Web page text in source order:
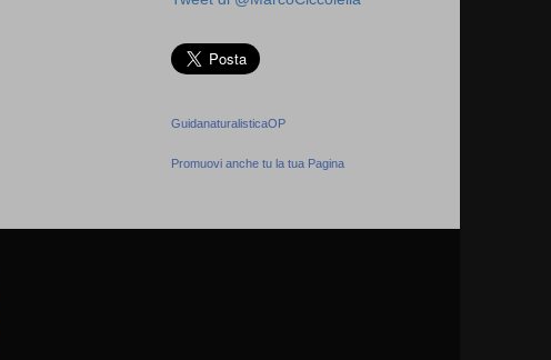
GuidanaturalisticaOP
Promuovi anche tu la tua Pagina